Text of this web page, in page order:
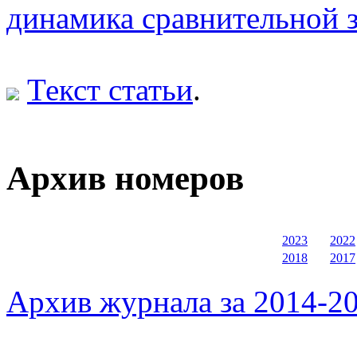
динамика сравнительной
Текст статьи.
Архив номеров
2023
2022
2018
2017
Архив журнала за 2014-